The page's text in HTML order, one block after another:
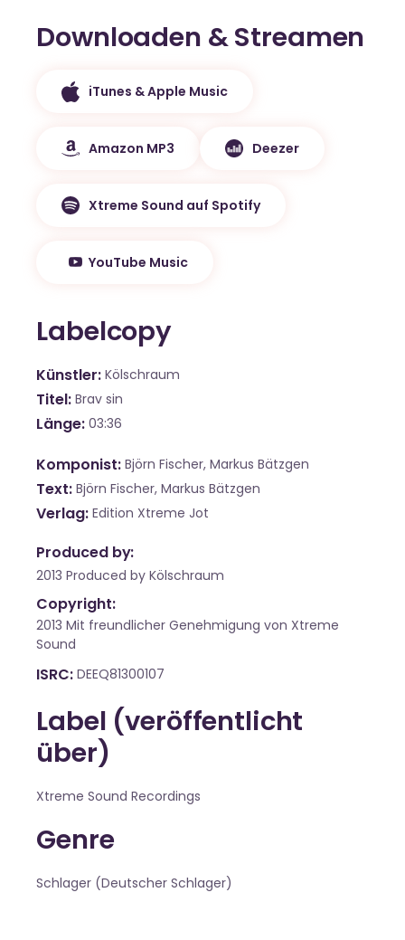
Downloaden & Streamen
iTunes & Apple Music
Amazon MP3 Deezer
Xtreme Sound auf Spotify
YouTube Music
Labelcopy
Künstler Kölschraum
Titel Brav sin
Länge 03:36
Komponist Björn Fischer, Markus Bätzgen
Text Björn Fischer, Markus Bätzgen
Verlag Edition Xtreme Jot
Produced by:
2013 Produced by Kölschraum
Copyright:
2013 Mit freundlicher Genehmigung von Xtreme
Sound
ISRC DEEQ81300107
Label (veröffentlicht
über)
Xtreme Sound Recordings
Genre
Schlager (Deutscher Schlager)